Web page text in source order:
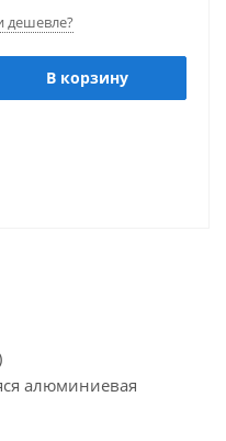
дешевле?
В корзину
алюминиевая